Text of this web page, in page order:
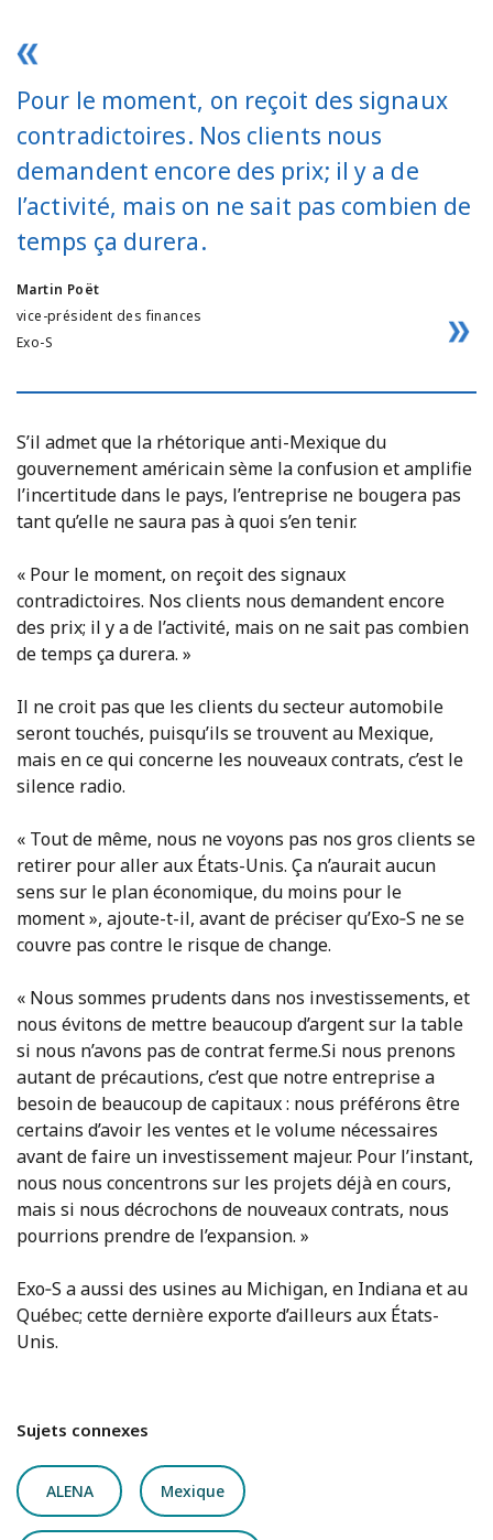
Pour le moment, on reçoit des signaux
contradictoires. Nos clients nous
demandent encore des prix; il y a de
l’activité, mais on ne sait pas combien de
temps ça durera.
Martin Poët
vice-président des finances
Exo-S
S’il admet que la rhétorique anti-Mexique du
gouvernement américain sème la confusion et amplifie
l’incertitude dans le pays, l’entreprise ne bougera pas
tant qu’elle ne saura pas à quoi s’en tenir.
« Pour le moment, on reçoit des signaux
contradictoires. Nos clients nous demandent encore
des prix; il y a de l’activité, mais on ne sait pas combien
de temps ça durera. »
Il ne croit pas que les clients du secteur automobile
seront touchés, puisqu’ils se trouvent au Mexique,
mais en ce qui concerne les nouveaux contrats, c’est le
silence radio.
« Tout de même, nous ne voyons pas nos gros clients se
retirer pour aller aux États-Unis. Ça n’aurait aucun
sens sur le plan économique, du moins pour le
moment », ajoute-t-il, avant de préciser qu’Exo‑S ne se
couvre pas contre le risque de change.
« Nous sommes prudents dans nos investissements, et
nous évitons de mettre beaucoup d’argent sur la table
si nous n’avons pas de contrat ferme.Si nous prenons
autant de précautions, c’est que notre entreprise a
besoin de beaucoup de capitaux : nous préférons être
certains d’avoir les ventes et le volume nécessaires
avant de faire un investissement majeur. Pour l’instant,
nous nous concentrons sur les projets déjà en cours,
mais si nous décrochons de nouveaux contrats, nous
pourrions prendre de l’expansion. »
Exo‑S a aussi des usines au Michigan, en Indiana et au
Québec; cette dernière exporte d’ailleurs aux États-
Unis.
Sujets connexes
ALENA Mexique